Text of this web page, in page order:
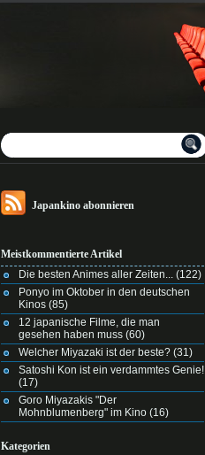
Japankino abonnieren
Meistkommentierte Artikel
Die besten Animes aller Zeiten... (122)
Ponyo im Oktober in den deutschen
Kinos (85)
12 japanische Filme, die man
gesehen haben muss (60)
Welcher Miyazaki ist der beste? (31)
Satoshi Kon ist ein verdammtes Genie!
(17)
Goro Miyazakis "Der
Mohnblumenberg" im Kino (16)
Kategorien